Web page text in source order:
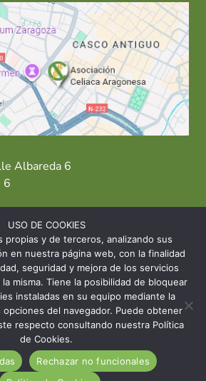
Albareda 6
6
635 638 563
Huesca· Sede Teruel
Celíaca Aragonesa
CONTACTO AVISO LEGAL
USO DE COOKIES
propias y de terceros, analizando sus
en nuestra página web, con la finalidad
seguridad y mejora de los servicios
misma. Tiene la posibilidad de bloquear
instaladas en su equipo mediante la
del navegador. Puede obtener
respecto consultando nuestra Política
de Cookies.
Rechazar no funcionales